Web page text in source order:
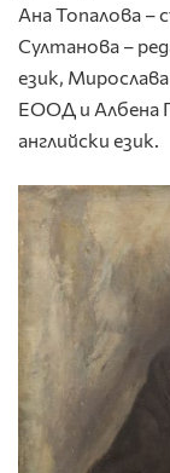
Ана Топалова –
Султанова –
език,
ЕООД и Албена
английски език.